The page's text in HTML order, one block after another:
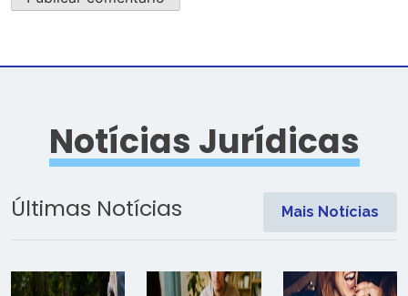
Notícias Jurídicas
Últimas Notícias Mais Notícias